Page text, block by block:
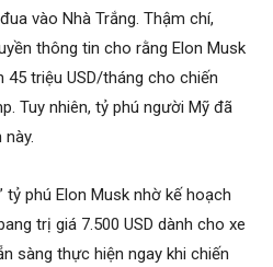
vào Nhà Trắng. Thậm chí,
thông tin cho rằng Elon Musk
45 triệu USD/tháng cho chiến
Tuy nhiên, tỷ phú người Mỹ đã
tỷ phú Elon Musk nhờ kế hoạch
trị giá 7.500 USD dành cho xe
sàng thực hiện ngay khi chiến